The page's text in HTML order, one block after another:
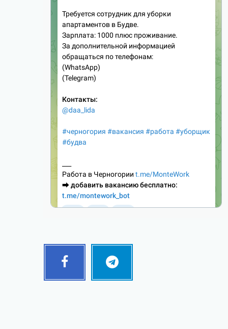
Facebook Telegram
Follow